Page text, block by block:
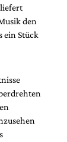
den
ein Stück